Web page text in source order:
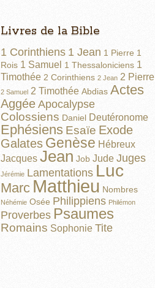
Livres de la Bible
1 Corinthiens 1 Jean 1 Pierre 1
Rois 1 Samuel 1 Thessaloniciens 1
Timothée 2 Corinthiens 2 Jean 2 Pierre
2 Samuel 2 Timothée Abdias Actes
Aggée Apocalypse
Colossiens Daniel Deutéronome
Ephésiens Esaïe Exode
Galates Genèse Hébreux
Jacques Jean Job Jude Juges
Jérémie Lamentations Luc
Marc Matthieu Nombres
Néhémie Osée Philippiens Philémon
Proverbes Psaumes
Romains Sophonie Tite